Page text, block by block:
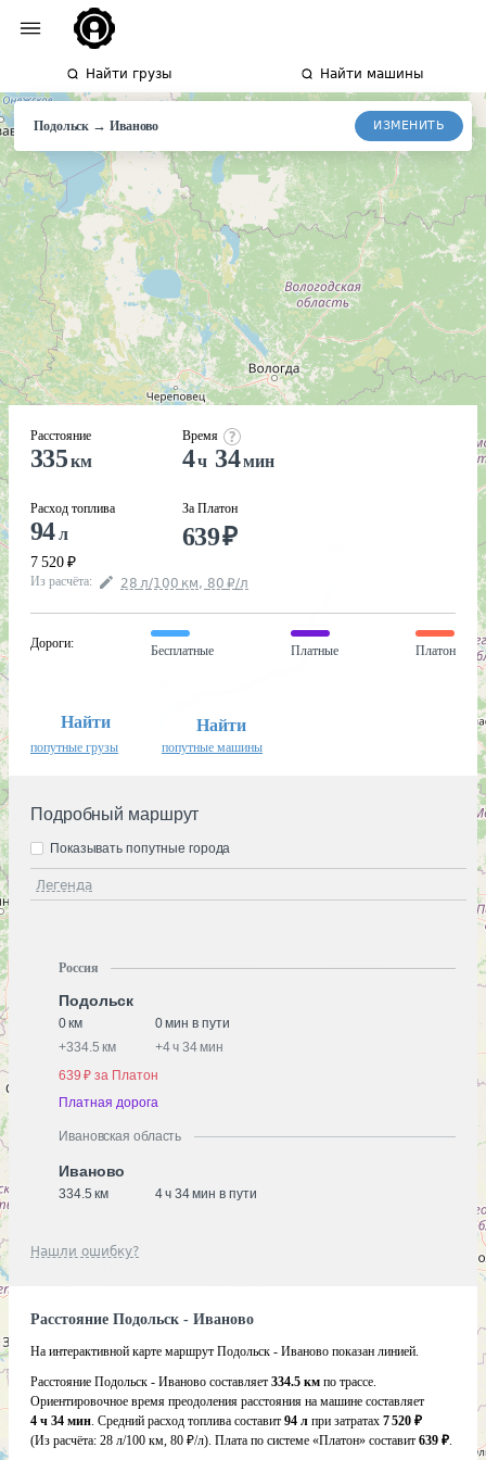
Найти грузы Найти машины
Подольск → Иваново ИЗМЕНИТЬ
Расстояние
335км
Расход топлива
94л
7 520 ₽
Время
4ч 34мин
За Платон
639₽
Из расчёта: 28 л/100 км, 80 ₽/л
Дороги:
Бесплатные Платные Платон
Найти
попутные грузы
Найти
попутные машины
Подробный маршрут
Легенда
Показывать попутные города
Россия
Подольск
0 км
0 мин в пути
+334.5 км +4 ч 34 мин
639 ₽ за Платон
Платная дорога
Ивановская область
Иваново
334.5 км 4 ч 34 мин в пути
Нашли ошибку?
Расстояние Подольск - Иваново
На интерактивной карте маршрут Подольск - Иваново показан линией.
Расстояние Подольск - Иваново составляет 334.5 км по трассе.
Ориентировочное время преодоления расстояния на машине составляет
4 ч 34 мин. Средний расход топлива составит 94 л при затратах 7 520 ₽
(Из расчёта: 28 л/100 км, 80 ₽/л). Плата по системе «Платон» составит 639 ₽.